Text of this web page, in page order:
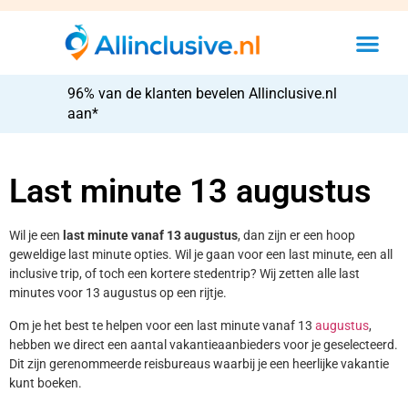
96% van de klanten bevelen Allinclusive.nl
aan*
Last minute 13 augustus
Wil je een last minute vanaf 13 augustus, dan zijn er een hoop
geweldige last minute opties. Wil je gaan voor een last minute, een all
inclusive trip, of toch een kortere stedentrip? Wij zetten alle last
minutes voor 13 augustus op een rijtje.
Om je het best te helpen voor een last minute vanaf 13 augustus,
hebben we direct een aantal vakantieaanbieders voor je geselecteerd.
Dit zijn gerenommeerde reisbureaus waarbij je een heerlijke vakantie
kunt boeken.